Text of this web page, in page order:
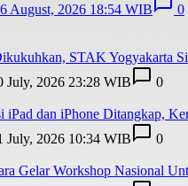
6 August, 2026 18:54 WIB 0
STAK Yogyakarta
July, 2026 23:28 WIB
0
iPad dan iPhone Ditangkap,
July, 2026 10:34 WIB
0
Gelar Workshop Nasional